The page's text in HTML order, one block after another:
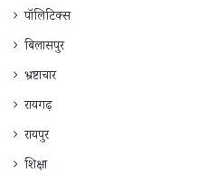
पॉलिटिक्स
बिलासपुर
भ्रष्टाचार
रायगढ़
रायपुर
शिक्षा